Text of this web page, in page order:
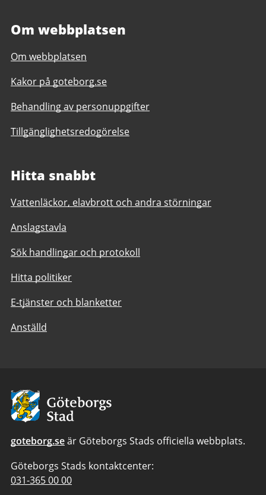
Om webbplatsen
Om webbplatsen
Kakor på goteborg.se
Behandling av personuppgifter
Tillgänglighetsredogörelse
Hitta snabbt
Vattenläckor, elavbrott och andra störningar
Anslagstavla
Sök handlingar och protokoll
Hitta politiker
E-tjänster och blanketter
Anställd
Avsändare:
Göteborgs
Stad
goteborg.seär Göteborgs Stads officiella webbplats.
Göteborgs Stads kontaktcenter:
Telefonnummer
031-365 00 00